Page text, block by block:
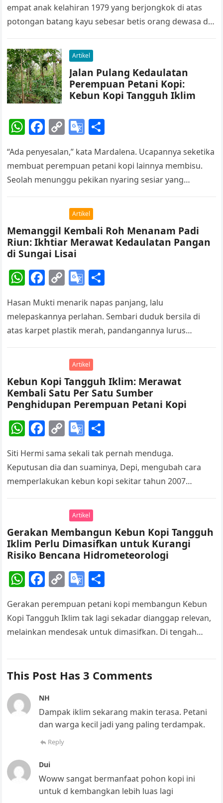
s
A
p
p
e
b
o
o
k
y
Li
n
k
gl
e
Tr
a
n
sl
e
e
empat anak kelahiran 1979 yang berjongkok di atas
potongan batang kayu sebesar betis orang dewasa di
Artikel
Jalan Pulang Kedaulatan
Perempuan Petani Kopi:
Kebun Kopi Tangguh Iklim
W
h
at
s
A
F
a
c
e
b
k
C
o
p
y
Li
n
k
G
o
o
gl
e
Tr
a
n
at
e
ar
e
“Ada penyesalan,” kata Mardalena. Ucapannya seketika
membuat perempuan petani kopi lainnya membisu.
Seolah menunggu pekikan nyaring sesiar yang
Artikel
Memanggil Kembali Roh Menanam Padi
Riun: Ikhtiar Merawat Kedaulatan Pangan
di Sungai Lisai
W
h
at
s
A
F
a
c
e
b
o
k
C
o
p
y
Li
n
k
G
o
o
gl
e
Tr
a
n
sl
at
e
ar
e
Hasan Mukti menarik napas panjang, lalu
melepaskannya perlahan. Sembari duduk bersila di
atas karpet plastik merah, pandangannya lurus
Artikel
Kebun Kopi Tangguh Iklim: Merawat
Kembali Satu Per Satu Sumber
Penghidupan Perempuan Petani Kopi
W
h
at
s
A
p
F
a
c
e
b
o
k
C
o
p
y
Li
n
k
G
o
o
gl
e
Tr
a
n
sl
at
e
ar
e
Siti Hermi sama sekali tak pernah menduga.
Keputusan dia dan suaminya, Depi, mengubah cara
memperlakukan kebun kopi sekitar tahun 2007
Artikel
Gerakan Membangun Kebun Kopi Tangguh
Iklim Perlu Dimasifkan untuk Kurangi
Risiko Bencana Hidrometeorologi
W
h
at
s
A
p
F
a
c
e
b
o
k
C
o
p
y
Li
k
G
o
o
gl
e
a
sl
at
ar
e
Gerakan perempuan petani kopi membangun Kebun
Kopi Tangguh Iklim tak lagi sekadar dianggap relevan,
melainkan mendesak untuk dimasifkan. Di tengah
This Post Has 3 Comments
NH
Dampak iklim sekarang makin terasa. Petani
dan warga kecil jadi yang paling terdampak.
Reply
Dui
Woww sangat bermanfaat pohon kopi ini
untuk d kembangkan lebih luas lagi